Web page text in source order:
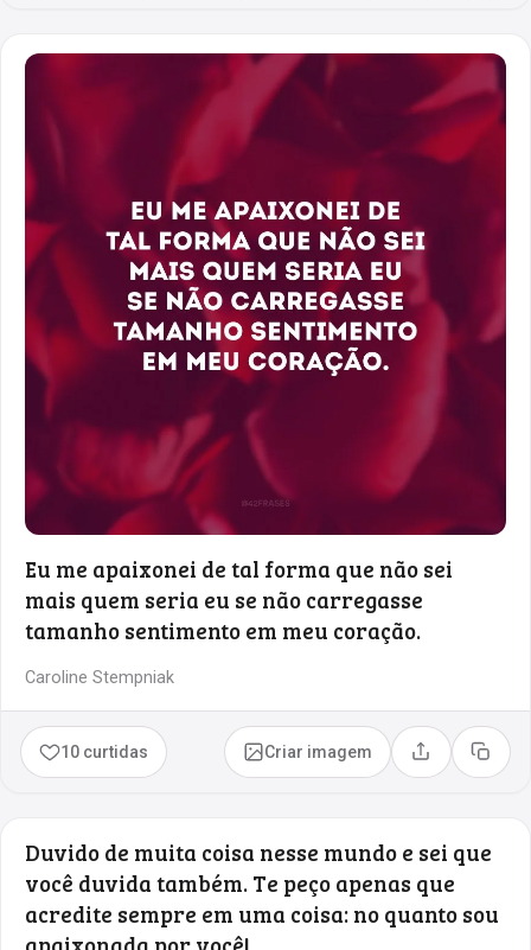
Eu me apaixonei de tal forma que não sei
mais quem seria eu se não carregasse
tamanho sentimento em meu coração.
Caroline Stempniak
10 curtidas Criar imagem Compartilhar
Copiar
Duvido de muita coisa nesse mundo e sei que
você duvida também. Te peço apenas que
acredite sempre em uma coisa: no quanto sou